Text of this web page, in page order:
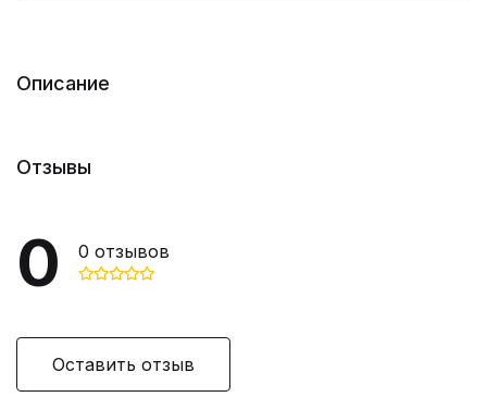
Описание
Отзывы
0 0 отзывов
Оставить отзыв